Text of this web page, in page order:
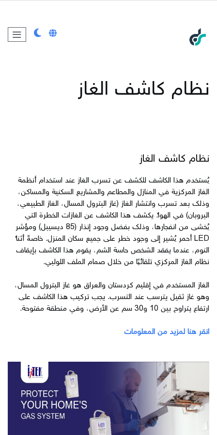
نظام كاشف الغاز
نظام كاشف الغاز
يُستخدم هذا الكاشف للكشف عن تسرب الغاز عند استخدام أنظمة
الغاز المركزية في المنازل والمطاعم والمشاريع السكنية والمساكن،
وذلك بعد تسرب وانتشار الغاز (غاز البترول المسال، الغاز الطبيعي،
البروبان) في الهواء. يكشف هذا الكاشف عن الغازات الخطرة التي
يُخشى من انفجارها، وذلك بفضل وجود إنذار (85 ديسيبل) ومؤشر
LED أحمر يُشير إلى وجود خطر على جميع سكان المنزل. خاصةً أثناء
النوم، عندما يفقد الشخص حاسة الشم، يقوم هذا الكاشف بإيقاف
نظام الغاز المركزي تلقائيًا من خلال صمام الملف اللولبي.
الغاز المستخدم في إقليم كردستان والعراق هو غاز البترول المسال،
وهو غاز ثقيل يترسب عند التسرب. يجب تركيب هذا الكاشف على
ارتفاع يتراوح بين 10 و30 سم عن الأرض، وفي منطقة مفتوحة.
انقر هنا لمزيد من المعلومات